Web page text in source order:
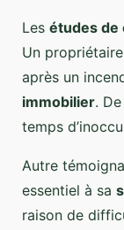
Les études de
Un
après un
immobilier.
temps
Autre
essentiel à sa
raison de